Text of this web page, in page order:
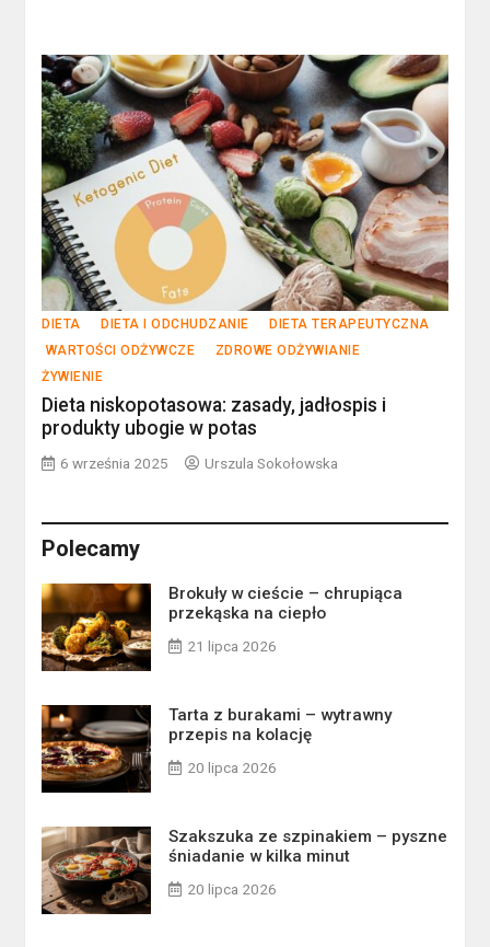
DIETA DIETA I ODCHUDZANIE
DIETA TERAPEUTYCZNA
WARTOŚCI ODŻYWCZE
ZDROWE ODŻYWIANIE
ŻYWIENIE
Dieta niskopotasowa: zasady, jadłospis i
produkty ubogie w potas
6 września 2025 Urszula Sokołowska
Polecamy
Brokuły w cieście – chrupiąca
przekąska na ciepło
21 lipca 2026
Tarta z burakami – wytrawny
przepis na kolację
20 lipca 2026
Szakszuka ze szpinakiem – pyszne
śniadanie w kilka minut
20 lipca 2026